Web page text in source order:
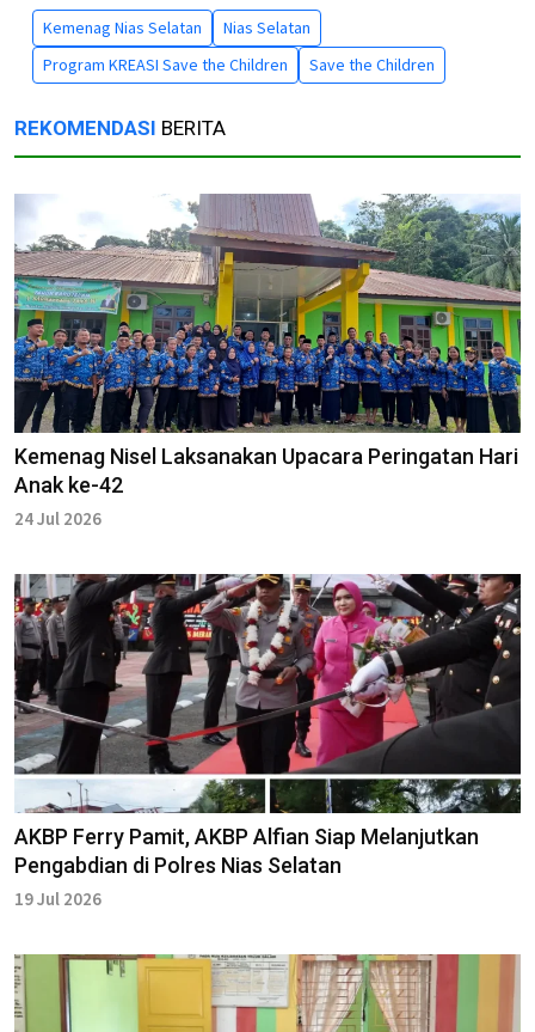
Kemenag Nias Selatan
Nias Selatan
Program KREASI Save the Children
Save the Children
REKOMENDASI BERITA
Kemenag Nisel Laksanakan Upacara Peringatan Hari
Anak ke-42
24 Jul 2026
AKBP Ferry Pamit, AKBP Alfian Siap Melanjutkan
Pengabdian di Polres Nias Selatan
19 Jul 2026